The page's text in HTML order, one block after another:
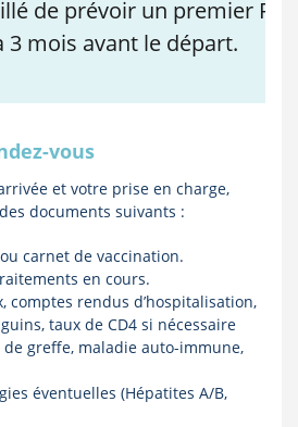
de prévoir un premier
3 mois avant le départ.
vous
et votre prise en charge,
documents suivants :
carnet de vaccination.
en cours.
comptes rendus d’hospitalisation,
taux de CD4 si nécessaire
greffe, maladie auto-immune,
éventuelles (Hépatites A/B,